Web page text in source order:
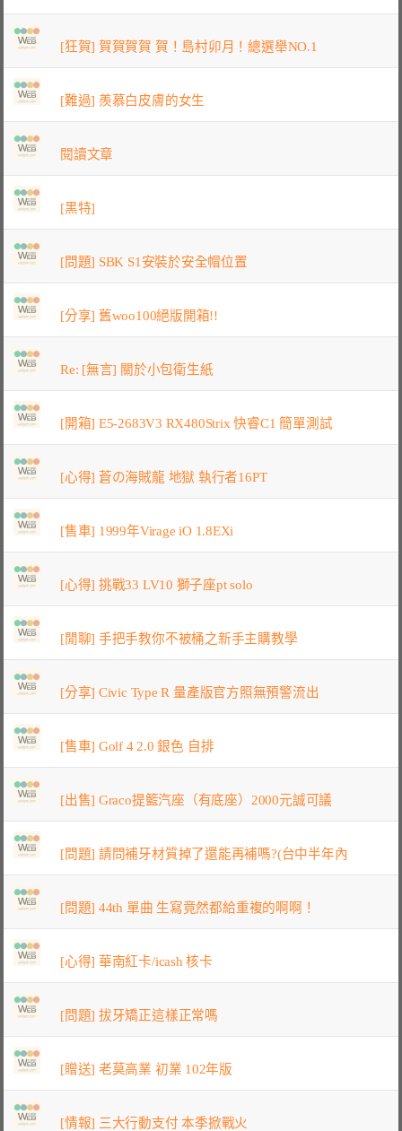
[狂賀] 賀賀賀賀 賀！島村卯月！總選舉NO.1
[難過] 羨慕白皮膚的女生
閱讀文章
[黑特]
[問題] SBK S1安裝於安全帽位置
[分享] 舊woo100絕版開箱!!
Re: [無言] 關於小包衛生紙
[開箱] E5-2683V3 RX480Strix 快睿C1 簡單測試
[心得] 蒼の海賊龍 地獄 執行者16PT
[售車] 1999年Virage iO 1.8EXi
[心得] 挑戰33 LV10 獅子座pt solo
[閒聊] 手把手教你不被桶之新手主購教學
[分享] Civic Type R 量產版官方照無預警流出
[售車] Golf 4 2.0 銀色 自排
[出售] Graco提籃汽座（有底座）2000元誠可議
[問題] 請問補牙材質掉了還能再補嗎?(台中半年內
[問題] 44th 單曲 生寫竟然都給重複的啊啊！
[心得] 華南紅卡/icash 核卡
[問題] 拔牙矯正這樣正常嗎
[贈送] 老莫高業 初業 102年版
[情報] 三大行動支付 本季掀戰火